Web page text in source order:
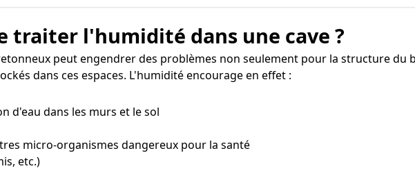
traiter l'humidité dans une cave ?
peut engendrer des problèmes non seulement pour la structure du
dans ces espaces. L'humidité encourage en effet :
d'eau dans les murs et le sol
micro-organismes dangereux pour la santé
etc.)